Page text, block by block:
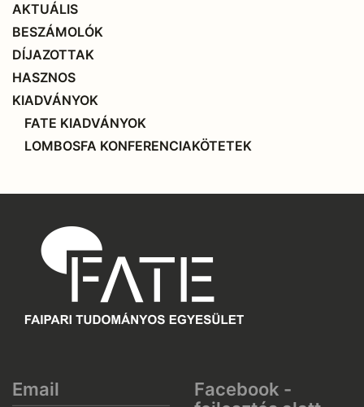
AKTUÁLIS
BESZÁMOLÓK
DÍJAZOTTAK
HASZNOS
KIADVÁNYOK
FATE KIADVÁNYOK
LOMBOSFA KONFERENCIAKÖTETEK
Email
Facebook -